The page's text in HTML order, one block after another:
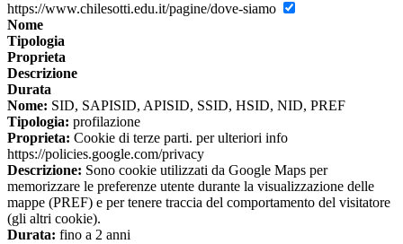
https://www.chilesotti.edu.it/pagine/dove-siamo
Nome
Tipologia
Proprieta
Descrizione
Durata
Nome: SID, SAPISID, APISID, SSID, HSID, NID, PREF
Tipologia: profilazione
Proprieta: Cookie di terze parti. per ulteriori info
https://policies.google.com/privacy
Descrizione: Sono cookie utilizzati da Google Maps per
memorizzare le preferenze utente durante la visualizzazione delle
mappe (PREF) e per tenere traccia del comportamento del visitatore
(gli altri cookie).
Durata: fino a 2 anni